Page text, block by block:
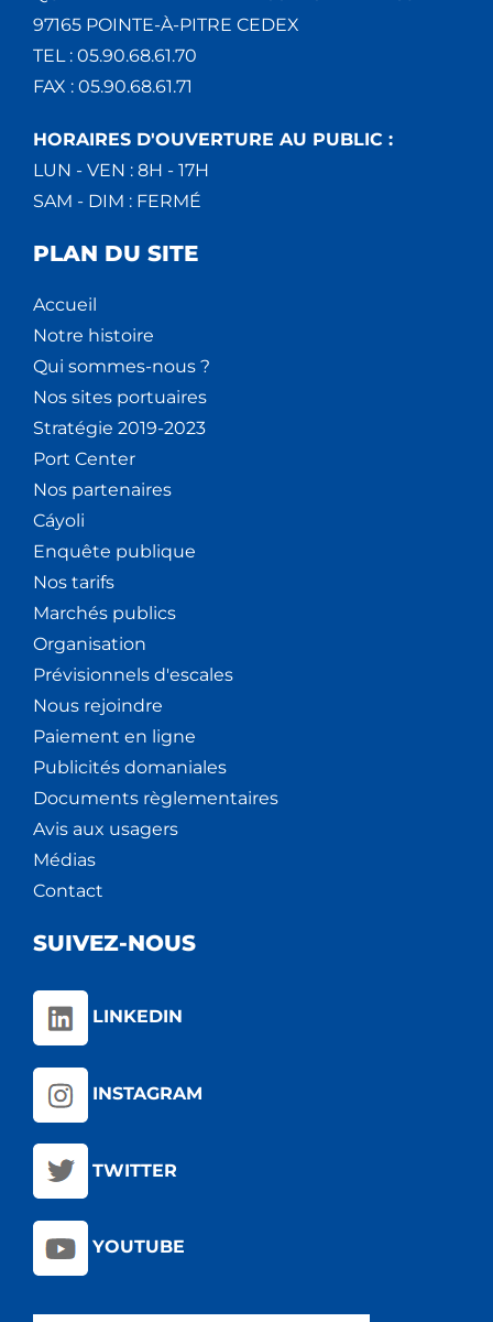
97165 POINTE-À-PITRE CEDEX
TEL : 05.90.68.61.70
FAX : 05.90.68.61.71
HORAIRES D'OUVERTURE AU PUBLIC :
LUN - VEN : 8H - 17H
SAM - DIM : FERMÉ
PLAN DU SITE
Accueil
Notre histoire
Qui sommes-nous ?
Nos sites portuaires
Stratégie 2019-2023
Port Center
Nos partenaires
Cáyoli
Enquête publique
Nos tarifs
Marchés publics
Organisation
Prévisionnels d'escales
Nous rejoindre
Paiement en ligne
Publicités domaniales
Documents règlementaires
Avis aux usagers
Médias
Contact
SUIVEZ-NOUS
LINKEDIN
INSTAGRAM
TWITTER
YOUTUBE